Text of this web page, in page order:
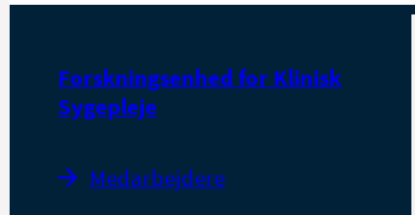
Forskningsenhed for Klinisk
Sygepleje
Medarbejdere